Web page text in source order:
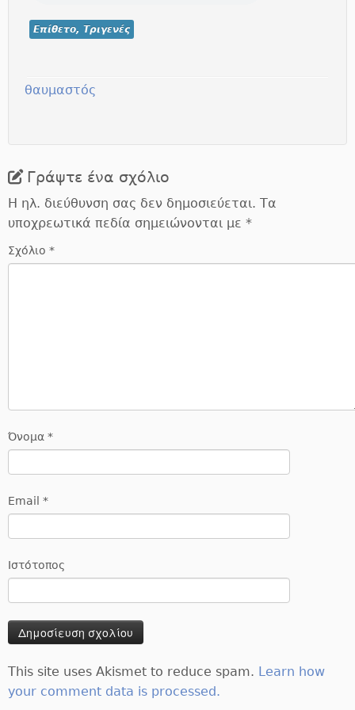
Επίθετο, Τριγενές
θαυμαστός
Γράψτε ένα σχόλιο
Η ηλ. διεύθυνση σας δεν δημοσιεύεται. Τα
υποχρεωτικά πεδία σημειώνονται με *
Σχόλιο *
Όνομα *
Email *
Ιστότοπος
This site uses Akismet to reduce spam. Learn how
your comment data is processed.